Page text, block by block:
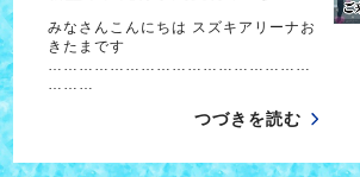
みなさんこんにちは スズキアリーナお
きたまです
つづきを読む